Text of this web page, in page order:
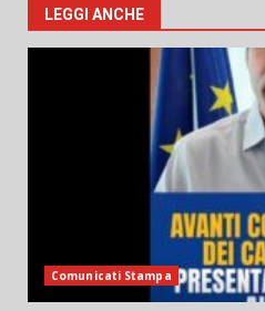
LEGGI ANCHE
Comunicati Stampa